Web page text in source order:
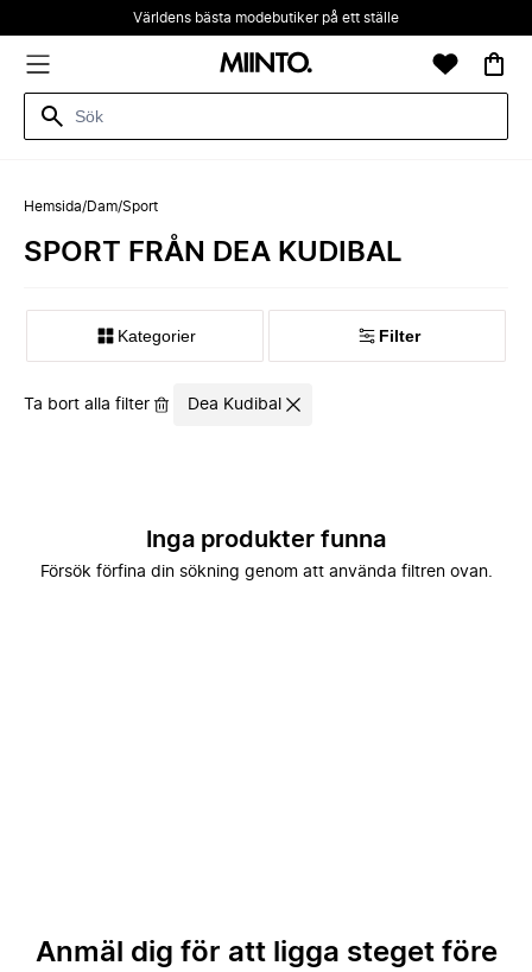
Världens bästa modebutiker på ett ställe
Hemsida/Dam/Sport
SPORT FRÅN DEA KUDIBAL
Kategorier Filter
Ta bort alla filter Dea Kudibal
Inga produkter funna
Försök förfina din sökning genom att använda filtren ovan.
Anmäl dig för att ligga steget före